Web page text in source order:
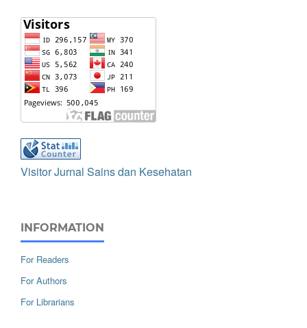
Visitor Jurnal Sains dan Kesehatan
INFORMATION
For Readers
For Authors
For Librarians